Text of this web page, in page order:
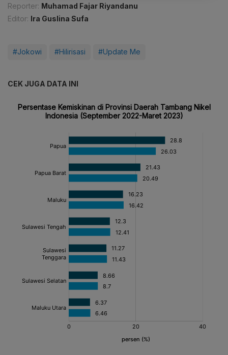
Reporter: Muhamad Fajar Riyandanu
Editor: Ira Guslina Sufa
#Jokowi #Hilirisasi #Update Me
CEK JUGA DATA INI